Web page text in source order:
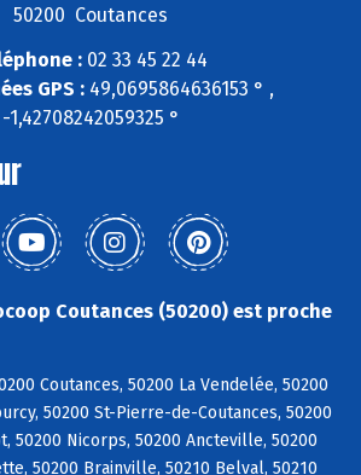
50200 Coutances
:02 33 45 22 44
GPS :49,0695864636153 ° ,
-1,42708242059325 °
Coutances (50200) est proche
Coutances, 50200 La Vendelée, 50200
50200 St-Pierre-de-Coutances, 50200
50200 Nicorps, 50200 Ancteville, 50200
50200 Brainville, 50210 Belval, 50210